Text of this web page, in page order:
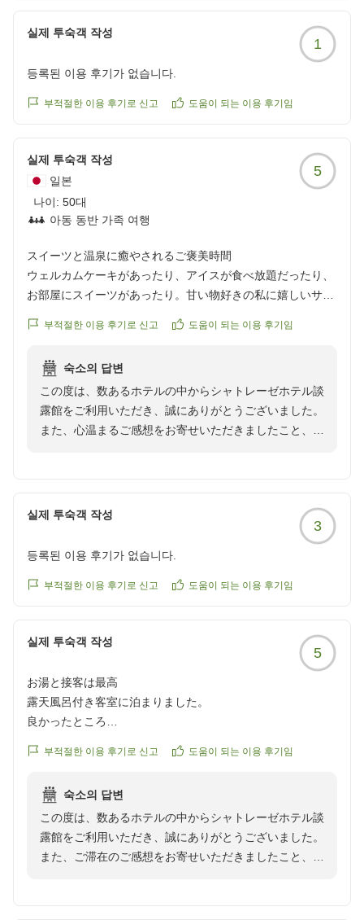
快適にお過ごしいただくためのお部屋であるにもかかわ
らず、ご期待を裏切る結果となってしまいましたことを
真摯に受け止め、いただきましたご指摘は社内で共有い
今後は清掃後の確認をこれまで以上に徹底し、より気持
また、天然温泉につきましても、浴場の広さに限りがあ
る中、ご利用前の人数調整にご理解・ご協力を賜り、誠
にありがとうございます。
ら幸いでございます。
そして、「また利用したい」とのお言葉を頂戴できまし
たことは、私どもにとりまして何よりの励みでございま
次回お越しいただいた際には、より快適なご滞在をお届
けできますよう、ホテルの魅力づくりとサービスの向上
に努めてまいります。
またのご来館をスタッフ一同、心よりお待ち申し上げて
スをご用意しておりますので、お気に入りの味を見つけ
ながら、楽しいひとときをお過ごしいただけましたなら
幸いでございます。
お客様に安心してお過ごしいただけるよう心がけており
ますので、温かいお言葉はスタッフ一同の大きな励みと
は、私どもにとりまして何よりの喜びでございます。
これからも心地よいひとときをお届けできるホテルであ
り続けられるよう、ホテルの魅力づくりとサービスの充
し上げております。
실제 투숙객 작성
1
등록된 이용 후기가 없습니다.
부적절한 이용 후기로 신고 도움이 되는 이용 후기임
실제 투숙객 작성
일본
나이: 50대
아동 동반 가족 여행
5
スイーツと温泉に癒やされるご褒美時間
ウェルカムケーキがあったり、アイスが食べ放題だったり、
お部屋にスイーツがあったり。甘い物好きの私に嬉しいサー
温泉は小さめではありますが、観光で酷暑の屋外と冷房の効
き、とても気持ちがよかったです。
朝ごはんは、明るい日差しの中で、小さなおかずを何種類も
いただくことができ贅沢な気分も味わえました。
バタバタの普段の生活から離れ、ご褒美のようなゆったりし
reviewId=33123478383909
부적절한 이용 후기로 신고 도움이 되는 이용 후기임
숙소의 답변
この度は、数あるホテルの中からシャトレーゼホテル談
露館をご利用いただき、誠にありがとうございました。
また、心温まるご感想をお寄せいただきましたこと、心
「YATSUDOKI」からご用意するウェルカムケーキや、
8時から22時までお楽しみいただけるシャトレーゼブラ
ンドのアイスサービス、お部屋のお菓子など、当館なら
変嬉しく拝見いたしました。
できましたなら、これほど嬉しいことはございません。
また、天然温泉につきましても、暑さの中での観光や日
頃のお疲れを癒す時間としてお楽しみいただけたとのこ
と、何よりでございます。
浴場は決して広くはございませんが、鉄分と硫黄が結晶
ゆっくりと湯に身を委ねながら、心と身体をゆるめる安
らぎの時間をお過ごしいただけましたなら幸いでござい
ます。
실제 투숙객 작성
3
등록된 이용 후기가 없습니다.
부적절한 이용 후기로 신고 도움이 되는 이용 후기임
실제 투숙객 작성
5
お湯と接客は最高
露天風呂付き客室に泊まりました。
良かったところ
の心地よさで宿泊中3度も入りました。
湯でした。
食材アレルギーがありましたが、しっかり対応していただき
夕食もウェルカムスイーツも美味しくいただきました。
フロントの方々は皆さん気持ちのよい対応でした。
부적절한 이용 후기로 신고 도움이 되는 이용 후기임
숙소의 답변
この度は、数あるホテルの中からシャトレーゼホテル談
露館をご利用いただき、誠にありがとうございました。
また、ご滞在のご感想をお寄せいただきましたこと、心